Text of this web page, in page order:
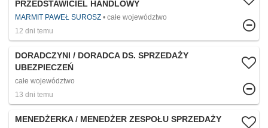
PRZEDSTAWICIEL HANDLOWY
MARMIT PAWEŁ SUROSZ
całe województwo
12 dni temu
DORADCZYNI / DORADCA DS. SPRZEDAŻY
UBEZPIECZEŃ
całe województwo
13 dni temu
MENEDŻERKA / MENEDŻER ZESPOŁU SPRZEDAŻY